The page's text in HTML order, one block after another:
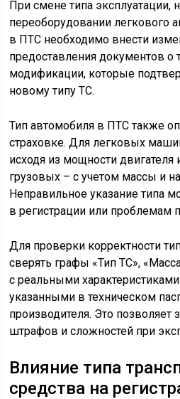
При смене типа эксплуатации,
переоборудовании легкового
в ПТС необходимо внести
предоставления документов о
модификации, которые
новому типу ТС.
Тип автомобиля в ПТС также
страховке. Для легковых
исходя из мощности двигателя
грузовых – с учетом массы и
Неправильное указание типа
в регистрации или проблемам
Для проверки корректности
сверять графы «Тип ТС»,
с реальными
указанными в техническом
производителя. Это позволяет
штрафов и сложностей при
Влияние типа
средства на